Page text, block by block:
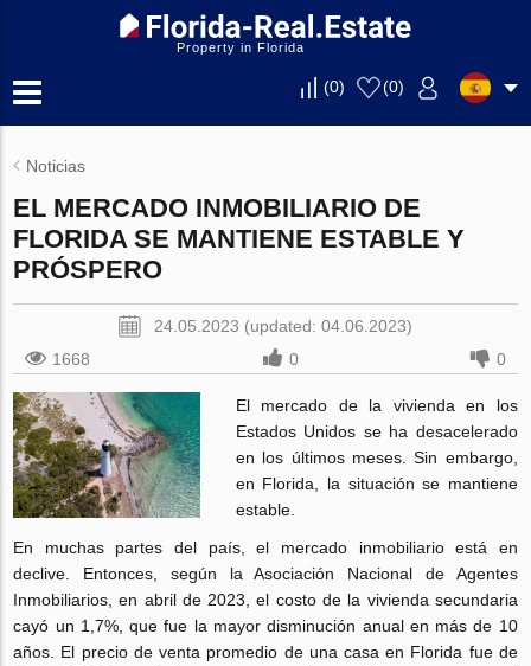
Property in Florida
(0) (0)
Noticias
EL MERCADO INMOBILIARIO DE
FLORIDA SE MANTIENE ESTABLE Y
PRÓSPERO
24.05.2023 (updated: 04.06.2023)
1668
0 0
El mercado de la vivienda en los
Estados Unidos se ha desacelerado
en los últimos meses. Sin embargo,
en Florida, la situación se mantiene
estable.
En muchas partes del país, el mercado inmobiliario está en
declive. Entonces, según la Asociación Nacional de Agentes
Inmobiliarios, en abril de 2023, el costo de la vivienda secundaria
cayó un 1,7%, que fue la mayor disminución anual en más de 10
años. El precio de venta promedio de una casa en Florida fue de